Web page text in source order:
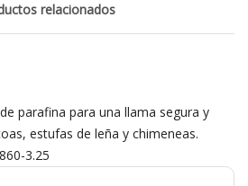
relacionados
parafina para una llama segura y
estufas de leña y chimeneas.
3.25